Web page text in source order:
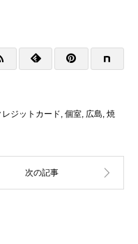
レジットカード, 個室, 広島, 焼